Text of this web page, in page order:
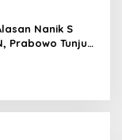
Nanik S
Prabowo Tunjuk